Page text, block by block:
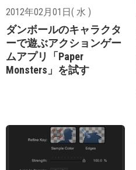
2012年02月01日( 水 )
ダンボールのキャラクタ
ーで遊ぶアクションゲー
ムアプリ「Paper
Monsters」を試す